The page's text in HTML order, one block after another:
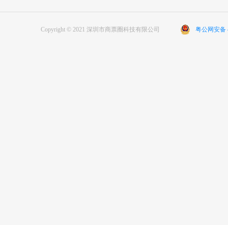
Copyright © 2021 深圳市商票圈科技有限公司 粤公网安备